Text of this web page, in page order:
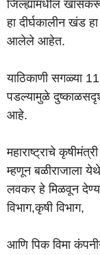
जिल्ह्यामधील
हा दीर्घकालीन खंड
आलेले आहेत.
याठिकाणी सगळ्या
पडल्यामुळे
आहे.
महाराष्ट्राचे कृषीमंत्री
म्हणून बळीराजाला
लवकर हे मिळवून
विभाग,कृषी विभाग,
आणि पिक विमा